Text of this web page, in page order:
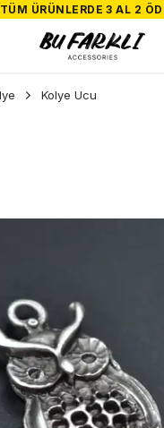
TÜM ÜRÜNLERDE 3 AL 2
Kolye Ucu